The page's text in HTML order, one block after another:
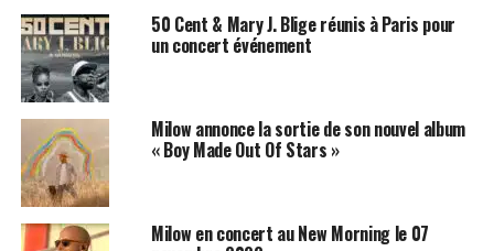
Milowsera en tournée en France cet automne avec,
notamment, un passage à Paris à l’Olympia le 13
octobre 2011. Toutes les dates et réservations sont
disponibles dans notre rubrique « Concerts » !
A noter également que le nouvel album de Milow est
d’ores et déjà disponible à petit prix sur Zikeo.net. Pour
iTunes et Amazon !
50 Cent & Mary J. Blige réunis à Paris pour
un concert événement
Milow annonce la sortie de son nouvel album
« Boy Made Out Of Stars »
Milow en concert au New Morning le 07